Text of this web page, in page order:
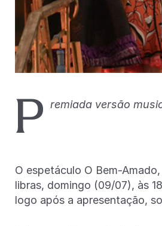
P remiada versão
O espetáculo O Bem-
libras, domingo (09/07), às
logo após a apresentação,